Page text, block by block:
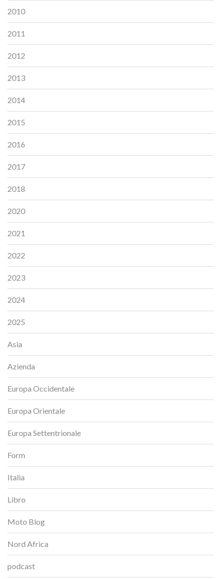
2010
2011
2012
2013
2014
2015
2016
2017
2018
2020
2021
2022
2023
2024
2025
Asia
Azienda
Europa Occidentale
Europa Orientale
Europa Settentrionale
Form
Italia
Libro
Moto Blog
Nord Africa
podcast